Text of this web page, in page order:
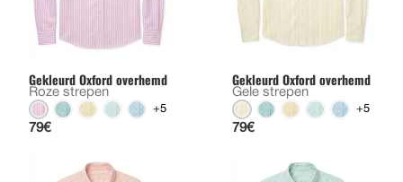
Gekleurd Oxford overhemd
Roze strepen
+5
79€
Gekleurd Oxford overhemd
Gele strepen
+5
79€